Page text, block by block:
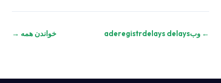
← وبaderegistrdelays delays خواندن همه →